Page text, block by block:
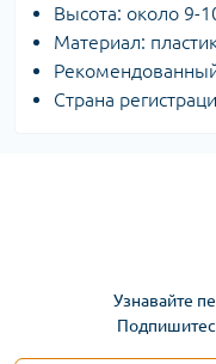
Высота: около 9-
Материал:
Страна
Узнавайте